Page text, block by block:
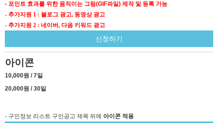
- 포인트 효과를 위한 움직이는 그림(GIF파일) 제작 및 등록 가능
- 추가지원 1 : 블로그 광고, 동영상 광고
- 추가지원 2 : 네이버, 다음 키워드 광고
신청하기
아이콘
10,000원 / 7일
20,000원 / 30일
- 구인정보 리스트 구인공고 제목 뒤에 아이콘 적용